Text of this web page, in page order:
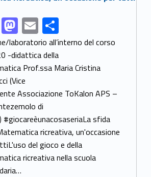
M
as
to
d
o
n
E
m
ai
l
S
h
ar
e
laboratorio all’interno del corso
-didattica della
Prof.ssa Maria Cristina
(Vice
Associazione ToKalon APS –
di
#giocareèunacosaseriaLa sfida
ricreativa, un'occasione
del gioco e della
ricreativa nella scuola